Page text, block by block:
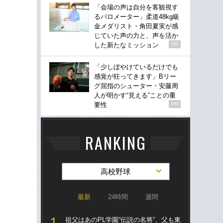
「会場の声は自分を客観視す
るバロメーター」柔道48kg級
金メダリスト・角田夏実が感
じていた声の力と、声を活か
した新たなミッション
PR
「少しぼやけているだけでも
感覚が狂ってきます」Bリー
グ屈指のシューター・安藤周
人が明かす“見える”ことの重
要性
PR
RANKING
高校野球
最新 24時間 週間
祖父はあのPL学園“伝説の名将”、父も東